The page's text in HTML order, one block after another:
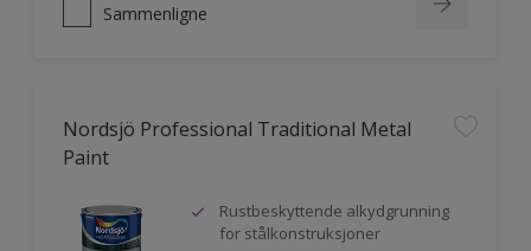
Sammenligne
Nordsjö Professional Traditional Metal
Paint
Rustbeskyttende alkydgrunning
for stålkonstruksjoner